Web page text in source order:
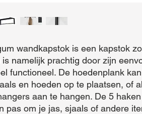
wandkapstok is een kapstok
is namelijk prachtig door zijn
functioneel. De hoedenplank
en hoeden op te plaatsen, of
aan te hangen. De 5
pas om je jas, sjaals of andere